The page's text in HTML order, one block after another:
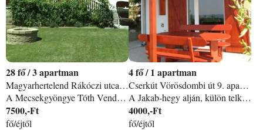
28 /3 apartman
Magyarhertelend Rákóczi utca 14/C apartman
A Mecsekgyöngye Tóth Vendégház Dél-Magyarország legszebb részén, a Mecsek lejtőin helyezkedik el, mely kitűnő lehetőséget nyújt a pihenni, kirándulni vagy kikapcsolódni vágyóknak egyaránt. A vendégház erkélyes szobáiból pompás kilátás nyílik az erdőre. Minden korosztály igényeinek megfelelően kialakított szolgáltatásokkal várja a vendégeket, legyen szó akár egyéni vagy családi üdülésről. A házat egyben, vagy önállóan, szobánként is lehet bérelni. Ideális 8-16 fős családoknak, baráti társaságoknak, céges csapatépítésre, tréningre. Nyitva egész évben! A vendégház földszintjén 3 db 2 ágyas, a tetőtérben szintén 3 db 2 ágyas szoba ágyas szoba áll a vendégek rendelkezésre. A szobák egy része igény esetén pótágyazható! Jól felszerelt konyha, terasz, kert várja vendégeinket. Bababarát házunkban gyerekágy és etetőszék is van, a gyermekek örömére a kert végében fa játékokkal teli homokozó található. Vendégházunk Pécs mellett, a Mecsek-Hegyháton, a gyönyörű Magyarhertelenden található. A Pécstől északra, a Pécsi-tó északkeleti végén fekvő település megközelíthető közúton Pécs, illetve a 66. számú út felől. Magyarhertelend termálvizével, festői környezetével a pihenésre, kikapcsolódásra vágyók paradicsoma. A 36C-os termálvíz kedvező hatással van a reumatikus, ízületi, keringési és idegrendszeri megbetegedésekre. A fürdő tágas, a forró napokon hűs árnyat is adó ősparkjában négy medence és számos vendéglátóhely csalogat kicsiket és nagyokat. (Magánszálláshely, MA19004954)
7500,-Ft
fő/éjtől
4 /1 apartman
Cserkút Vörösdombi út 9. apartman
A Jakab-hegy alján, külön telken álló Borbolya Vendégház közvetlen Pécs mellett, Cserkúton található, a Nyugat-Mecsek Tájvédelmi Körzetben. Nálunk különleges panoráma, jó levegő, csend és nem utolsó sorban teljes kényelem várja a pihenni vágyó vendéget. Győződjön meg róla személyesen is! Látogasson el a Borbolya Vendégházba! Szeretettel várom! Szakácsné Fehérváry Erzsébet
4000,-Ft
fő/éjtől